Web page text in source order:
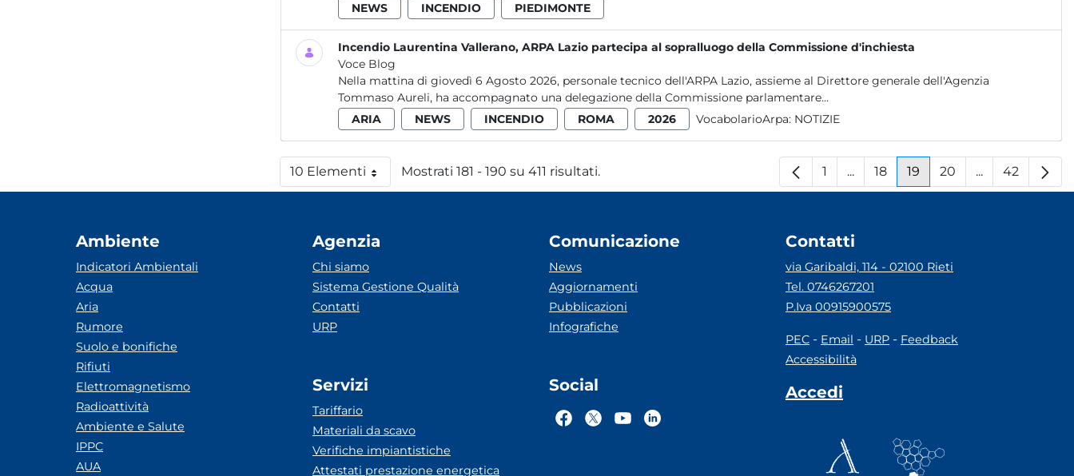
NEWS
INCENDIO PIEDIMONTE
Incendio Laurentina Vallerano, ARPA Lazio partecipa al sopralluogo della Commissione d'inchiesta
Voce Blog
Nella mattina di giovedì 6 Agosto 2026, personale tecnico dell'ARPA Lazio, assieme al Direttore generale dell'Agenzia
Tommaso Aureli, ha accompagnato una delegazione della Commissione parlamentare...
ARIA
NEWS INCENDIO ROMA 2026 VocabolarioArpa: NOTIZIE
10 ElementiPer paginaMostrati 181 - 190 su 411 risultati. Pagina
1 ...Pagine intermedie
Pagina
18 Pagina
19 Pagina
20 ...PaginePagina
42
Ambiente
Indicatori Ambientali
Acqua
Aria
Rumore
Suolo e bonifiche
Rifiuti
Elettromagnetismo
Radioattività
Ambiente e Salute
IPPC
AUA
Agenzia
Chi siamo
Sistema Gestione Qualità
Contatti
URP
Servizi
Tariffario
Materiali da scavo
Verifiche impiantistiche
Attestati prestazione energetica
Comunicazione
News
Aggiornamenti
Pubblicazioni
Infografiche
Social
Contatti
via Garibaldi, 114 - 02100 Rieti
Tel. 0746267201
P.Iva 00915900575
PEC - Email - URP - Feedback
Accessibilità
Accedi